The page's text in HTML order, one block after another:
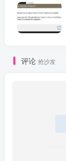
评论 抢沙发